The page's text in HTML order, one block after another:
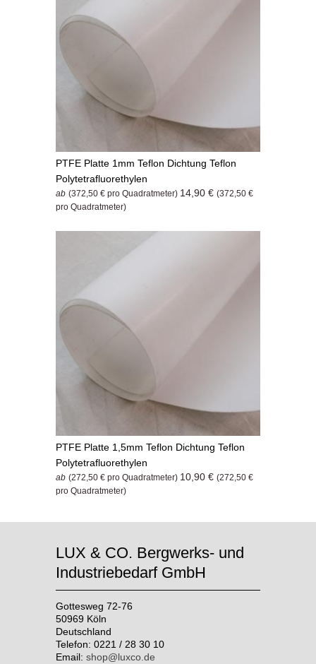
PTFE Platte 1mm Teflon Dichtung Teflon
Polytetrafluorethylen
ab (372,50 € pro Quadratmeter) 14,90 € (372,50 €
pro Quadratmeter)
PTFE Platte 1,5mm Teflon Dichtung Teflon
Polytetrafluorethylen
ab (272,50 € pro Quadratmeter) 10,90 € (272,50 €
pro Quadratmeter)
LUX & CO. Bergwerks- und
Industriebedarf GmbH
Gottesweg 72-76
50969 Köln
Deutschland
Telefon: 0221 / 28 30 10
Email: shop@luxco.de